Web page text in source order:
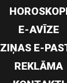
HOROSKOPI
E-AVĪZE
ZIŅAS E-
REKLĀMA